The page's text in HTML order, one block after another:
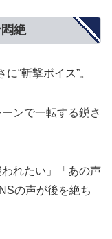
絶
“斬撃ボイス”。
ンで一転する鋭さ
われたい」「あの声
の声が後を絶ち